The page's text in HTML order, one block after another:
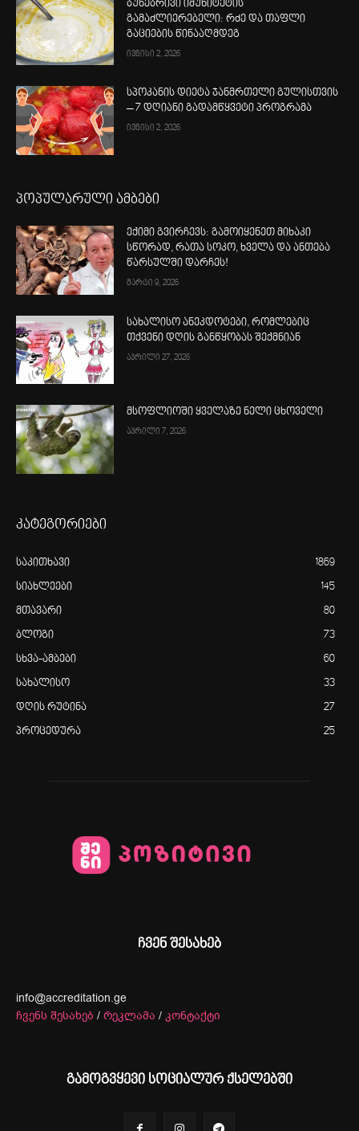
ბუნებრივი იმუნიტეტის
გამაძლიერებელი: რძე და თაფლი
გაციების წინააღმდეგ
ივნისი 2, 2026
სპოკანის დიეტა ჯანმრთელი გულისთვის
– 7 დღიანი გადამწყვეტი პროგრამა
ივნისი 2, 2026
პოპულარული ამბები
ექიმი გვირჩევს: გამოიყენეთ მიხაკი
სწორად, რათა სოკო, ხველა და ანთება
წარსულში დარჩეს!
მარტი 9, 2026
სახალისო ანეკდოტები, რომლებიც
თქვენი დღის განწყობას შექმნიან
აპრილი 27, 2026
მსოფლიოში ყველაზე ნელი ცხოველი
აპრილი 7, 2026
კატეგორიები
საკითხავი 1869
სიახლეები 145
მთავარი 80
ბლოგი 73
სხვა-ამბები 60
სახალისო 33
დღის რუტინა 27
პროცედურა 25
ჩვენ შესახებ
info@accreditation.ge
ჩვენს შესახებ / რეკლამა / კონტაქტი
გამოგვყევი სოციალურ ქსელებში